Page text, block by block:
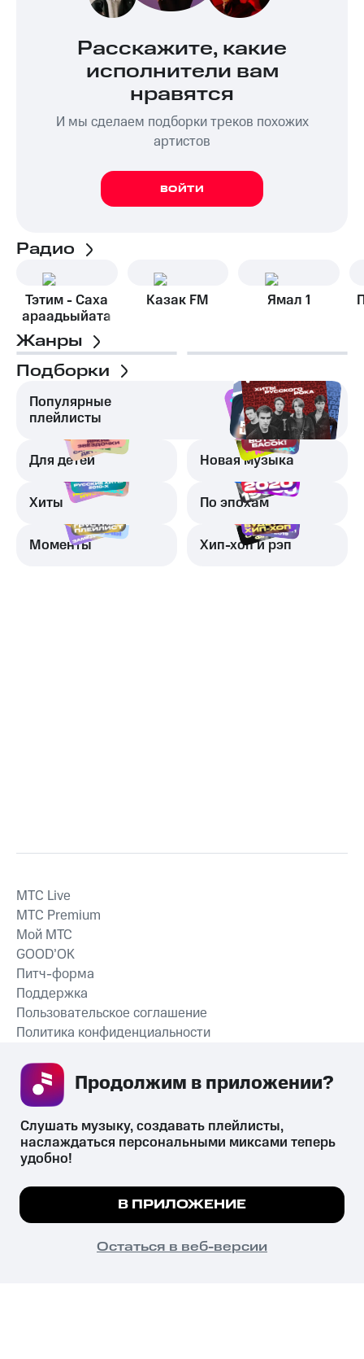
Расскажите, какие
исполнители вам
нравятся
И мы сделаем подборки треков похожих
артистов
ВОЙТИ
Радио
Тэтим - Саха
араадьыйата
Казак FM Ямал 1
Жанры
Подборки
Популярные
плейлисты
Для детей Новая музыка
Хиты По эпохам
Моменты Хип-хоп и рэп
СКАЧАТЬ ПРИЛОЖЕНИЕ
MTС Live
MTС Premium
Мой МТС
GOOD’OK
Питч-форма
Поддержка
Пользовательское соглашение
Политика конфиденциальности
психотропных веществ, их аналогов причиняет вред здоровью,
их незаконный оборот запрещён и влечёт установленную
законодательством ответственность.
© 2026 ООО «КИОН».
Все права защищены
Мы используем куки, чтобы на сайте все
Подробнее
ПОНЯТНО
Слушать музыку, создавать плейлисты,
наслаждаться персональными миксами теперь
удобно!
В ПРИЛОЖЕНИЕ
Остаться в веб-версии